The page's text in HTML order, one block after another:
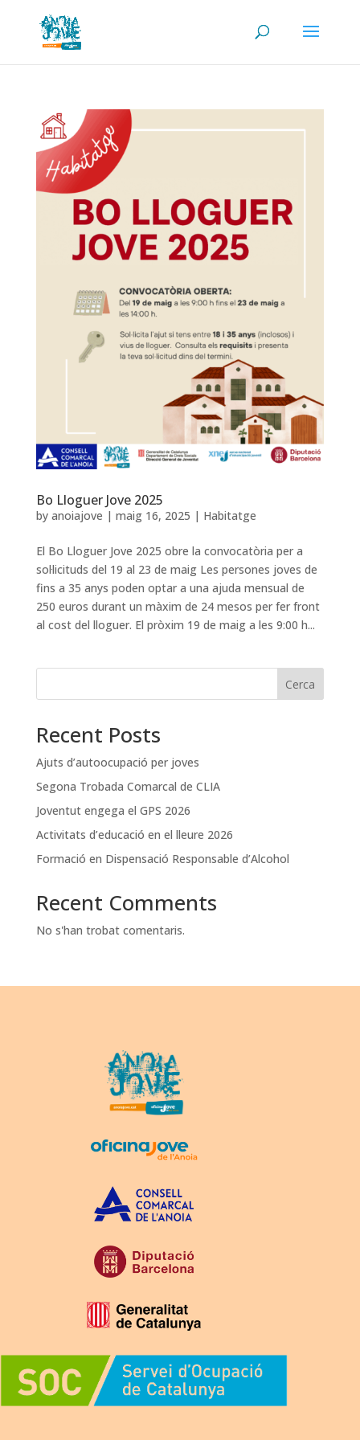
Bo Lloguer Jove 2025
by anoiajove | maig 16, 2025 | Habitatge
El Bo Lloguer Jove 2025 obre la convocatòria per a
sol·licituds del 19 al 23 de maig Les persones joves de
fins a 35 anys poden optar a una ajuda mensual de
250 euros durant un màxim de 24 mesos per fer front
al cost del lloguer. El pròxim 19 de maig a les 9:00 h...
Cerca
Recent Posts
Ajuts d’autoocupació per joves
Segona Trobada Comarcal de CLIA
Joventut engega el GPS 2026
Activitats d’educació en el lleure 2026
Formació en Dispensació Responsable d’Alcohol
Recent Comments
No s'han trobat comentaris.